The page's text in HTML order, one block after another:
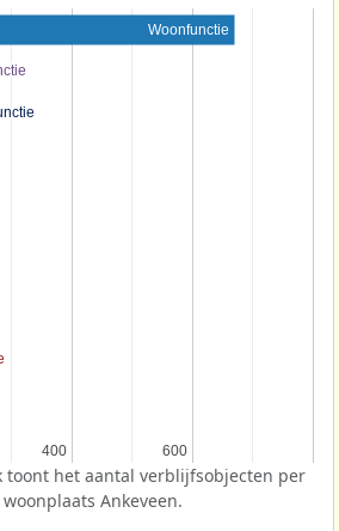
400
400 600
600
Woonfunctie
toont het aantal verblijfsobjecten per
Ankeveen.